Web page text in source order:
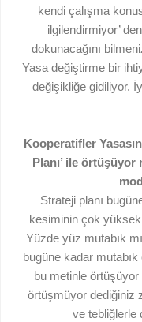
kendi çalışma
ilgilendirmiyor’
dokunacağını
Yasa değiştirme bir
değişikliğe gidiliyor.
Kooperatifler
Planı’ ile
Strateji planı
kesiminin çok yüksek
Yüzde yüz mutabık
bugüne kadar
bu metinle
örtüşmüyor dediğiniz
ve tebliğlerle